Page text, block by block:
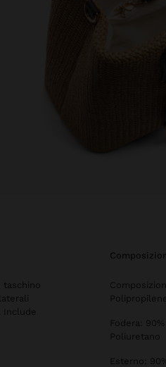
taschino
Include
Fodera: 90%
Poliuretano
Esterno: